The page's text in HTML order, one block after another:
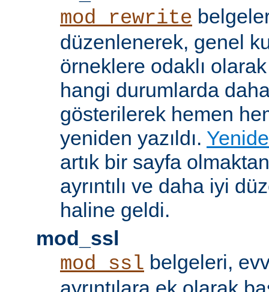
mod_rewrite
düzenlenerek, genel
örneklere odaklı
hangi durumlarda
gösterilerek hemen
yeniden yazıldı.
artık bir sayfa
ayrıntılı ve daha iyi
haline geldi.
mod_ssl
mod_ssl belgeleri,